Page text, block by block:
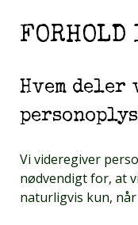
Hvem deler
Vi videregiver
nødvendigt for, at
naturligvis kun,